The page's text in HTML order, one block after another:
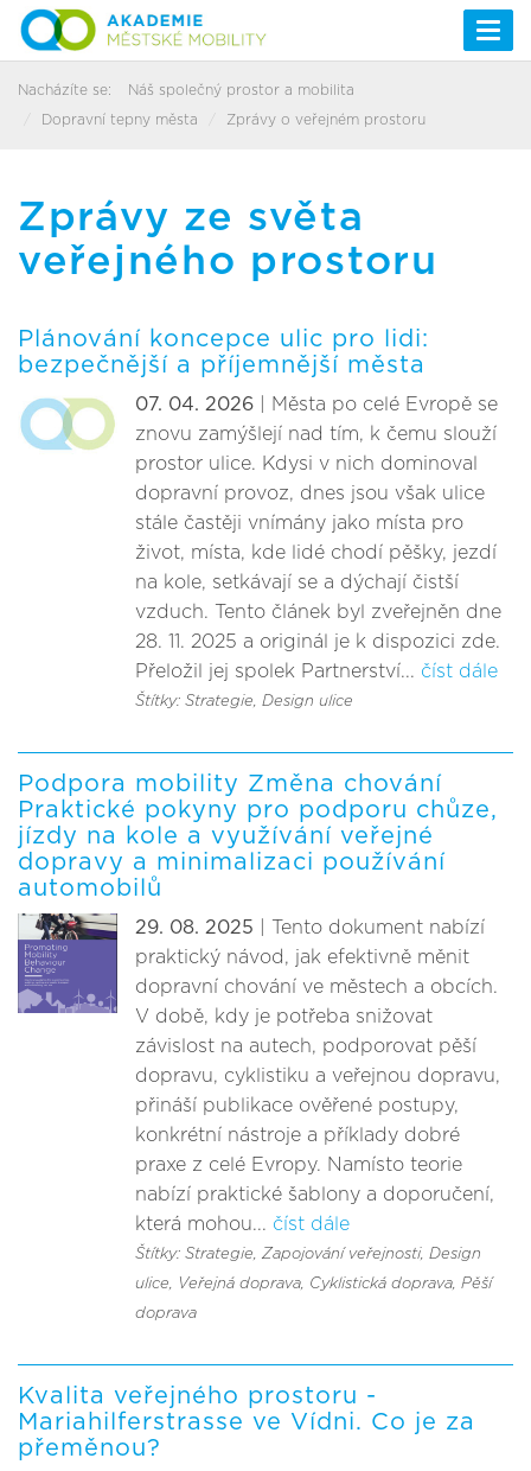
Nacházíte se: Náš společný prostor a mobilita
Dopravní tepny města Zprávy o veřejném prostoru
Zprávy ze světa
veřejného prostoru
Plánování koncepce ulic pro lidi:
bezpečnější a příjemnější města
07. 04. 2026| Města po celé Evropě se
znovu zamýšlejí nad tím, k čemu slouží
prostor ulice. Kdysi v nich dominoval
dopravní provoz, dnes jsou však ulice
stále častěji vnímány jako místa pro
život, místa, kde lidé chodí pěšky, jezdí
na kole, setkávají se a dýchají čistší
vzduch. Tento článek byl zveřejněn dne
28. 11. 2025 a originál je k dispozici zde.
Přeložil jej spolek Partnerství... číst dále
Štítky: Strategie, Design ulice
Podpora mobility Změna chování
Praktické pokyny pro podporu chůze,
jízdy na kole a využívání veřejné
dopravy a minimalizaci používání
automobilů
29. 08. 2025 | Tento dokument nabízí
praktický návod, jak efektivně měnit
dopravní chování ve městech a obcích.
V době, kdy je potřeba snižovat
závislost na autech, podporovat pěší
dopravu, cyklistiku a veřejnou dopravu,
přináší publikace ověřené postupy,
konkrétní nástroje a příklady dobré
praxe z celé Evropy. Namísto teorie
nabízí praktické šablony a doporučení,
která mohou... číst dále
Štítky: Strategie, Zapojování veřejnosti, Design
ulice, Veřejná doprava, Cyklistická doprava, Pěší
doprava
Kvalita veřejného prostoru -
Mariahilferstrasse ve Vídni. Co je za
přeměnou?